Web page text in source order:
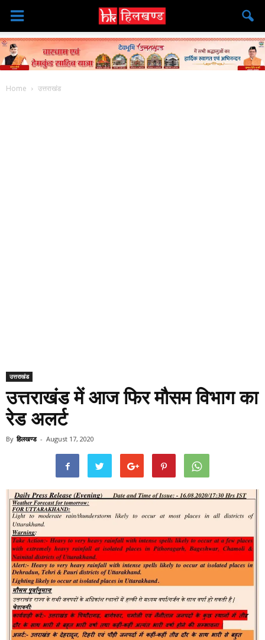
Home उत्तराखंड
उत्तराखंड
उत्तराखंड में आज फिर मौसम विभाग का
रेड अलर्ट
By हिलखण्ड - August 17, 2020